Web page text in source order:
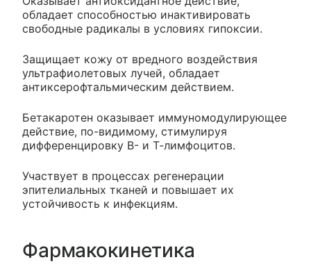
обладает способностью инактивировать
свободные радикалы в условиях гипоксии.
Защищает кожу от вредного воздействия
ультрафиолетовых лучей, обладает
антиксерофтальмическим действием.
Бетакаротен оказывает иммуномодулирующее
действие, по-видимому, стимулируя
дифференцировку В- и Т-лимфоцитов.
Участвует в процессах регенерации
эпителиальных тканей и повышает их
устойчивость к инфекциям.
Фармакокинетика